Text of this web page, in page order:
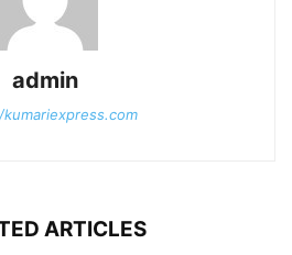
admin
ARTICLES